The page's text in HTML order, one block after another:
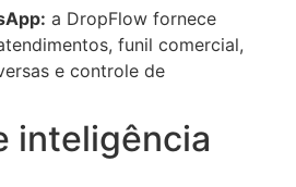
a DropFlow fornece
funil comercial,
e controle de
inteligência